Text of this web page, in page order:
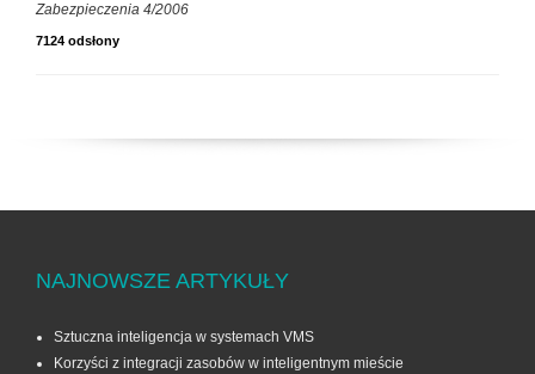
Zabezpieczenia 4/2006
7124 odsłony
NAJNOWSZE ARTYKUŁY
Sztuczna inteligencja w systemach VMS
Korzyści z integracji zasobów w inteligentnym mieście